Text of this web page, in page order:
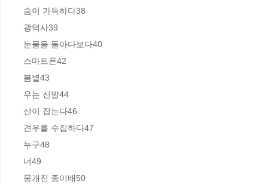
숨이 가득하다38
광덕사39
눈물을 돌아다보다40
스마트폰42
봄볕43
우는 신발44
산이 잡는다46
견우를 수집하다47
누구48
너49
뭉개진 종이배50